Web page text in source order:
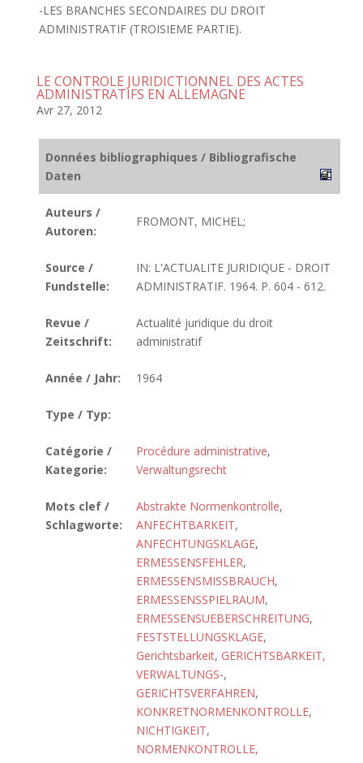
-LES BRANCHES SECONDAIRES DU DROIT
ADMINISTRATIF (TROISIEME PARTIE).
LE CONTROLE JURIDICTIONNEL DES ACTES
ADMINISTRATIFS EN ALLEMAGNE
Avr 27, 2012
Données bibliographiques / Bibliografische
Daten
Auteurs /
Autoren:
FROMONT, MICHEL;
Source /
Fundstelle:
IN: L'ACTUALITE JURIDIQUE - DROIT
ADMINISTRATIF. 1964. P. 604 - 612.
Revue /
Zeitschrift:
Actualité juridique du droit
administratif
Année / Jahr: 1964
Type / Typ:
Catégorie /
Kategorie:
Procédure administrative,
Verwaltungsrecht
Mots clef /
Schlagworte:
Abstrakte Normenkontrolle,
ANFECHTBARKEIT,
ANFECHTUNGSKLAGE,
ERMESSENSFEHLER,
ERMESSENSMISSBRAUCH,
ERMESSENSSPIELRAUM,
ERMESSENSUEBERSCHREITUNG,
FESTSTELLUNGSKLAGE,
Gerichtsbarkeit, GERICHTSBARKEIT,
VERWALTUNGS-,
GERICHTSVERFAHREN,
KONKRETNORMENKONTROLLE,
NICHTIGKEIT,
NORMENKONTROLLE,